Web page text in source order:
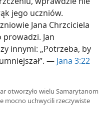
jego uczniów.
Jana Chrzciciela
Jan
innymi: „Potrzeba, by
— Jana 3:22
otworzyło wielu Samarytanom
mocno uchwycili rzeczywiste